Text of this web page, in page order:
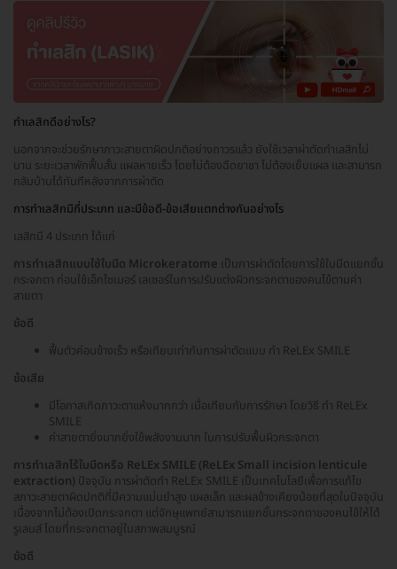
ทำเลสิกดีอย่างไร?
นอกจากจะช่วยรักษาภาวะสายตาผิดปกติอย่างถาวรแล้ว ยังใช้เวลาผ่าตัดทำเลสิกไม่
นาน ระยะเวลาพักฟื้นสั้น แผลหายเร็ว โดยไม่ต้องฉีดยาชา ไม่ต้องเย็บแผล และสามารถ
กลับบ้านได้ทันทีหลังจากการผ่าตัด
การทำเลสิกมีกี่ประเภท และมีข้อดี-ข้อเสียแตกต่างกันอย่างไร
เลสิกมี 4 ประเภท ได้แก่
การทำเลสิกแบบใช้ใบมีด Microkeratome เป็นการผ่าตัดโดยการใช้ใบมีดแยกชั้น
กระจกตา ก่อนใช้เอ็กไซเมอร์ เลเซอร์ในการปรับแต่งผิวกระจกตาของคนไข้ตามค่า
สายตา
ข้อดี
ฟื้นตัวค่อนข้างเร็ว หรือเทียบเท่ากับการผ่าตัดแบบ ทำ ReLEx SMILE
ข้อเสีย
มีโอกาสเกิดภาวะตาแห้งมากกว่า เมื่อเทียบกับการรักษา โดยวิธี ทำ ReLEx
SMILE
ค่าสายตายิ่งมากยิ่งใช้พลังงานมาก ในการปรับพื้นผิวกระจกตา
การทำเลสิกไร้ใบมีดหรือ ReLEx SMILE (ReLEx Small incision lenticule
extraction) ปัจจุบัน การผ่าตัดทำ ReLEx SMILE เป็นเทคโนโลยีเพื่อการแก้ไข
สภาวะสายตาผิดปกติที่มีความแม่นยำสูง แผลเล็ก และผลข้างเคียงน้อยที่สุดในปัจจุบัน
เนื่องจากไม่ต้องเปิดกระจกตา แต่จักษุแพทย์สามารถแยกชั้นกระจกตาของคนไข้ให้ได้
รูเลนส์ โดยที่กระจกตาอยู่ในสภาพสมบูรณ์
ข้อดี